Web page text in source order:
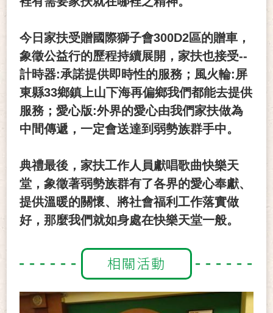
今日家扶受贈國際獅子會300D2區的贈車，
象徵公益行的歷程持續展開，家扶也接受--
計時器:承諾提供即時性的服務；風火輪:屏
東縣33鄉鎮上山下海再偏鄉我們都能去提供
服務；愛心版:外界的愛心由我們家扶做為
中間傳遞，一定會送達到弱勢族群手中。
典禮最後，家扶工作人員獻唱歌曲快樂天
堂，象徵著弱勢族群有了各界的愛心奉獻、
提供溫暖的關懷、將社會福利工作落實做
好，那麼我們就如身處在快樂天堂一般。
相關活動